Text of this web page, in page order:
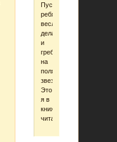
Пусть
ребята
весла
делают
и
гребут
на
полярную
звезду.
Это
я в
книжках
читала.